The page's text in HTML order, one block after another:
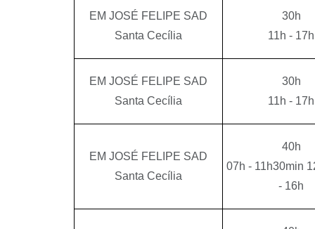
EM JOSÉ FELIPE SAD
Santa Cecília
30h
11h - 17h
EM JOSÉ FELIPE SAD
Santa Cecília
30h
11h - 17h
EM JOSÉ FELIPE SAD
Santa Cecília
40h
07h - 11h30min
- 16h